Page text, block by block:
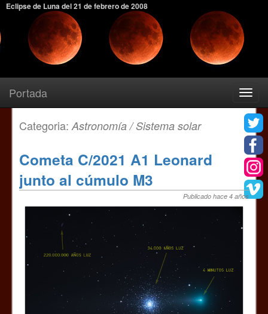
Eclipse de Luna del 21 de febrero de 2008
Toggle
Portada
Categoria:Astronomía / Sistema solar
Cometa C/2021 A1 Leonard
junto al cúmulo M3
Publicado hace 4 años